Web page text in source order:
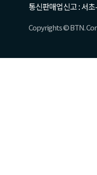
통신판매업신고 : 서
Copyrights © BTN.